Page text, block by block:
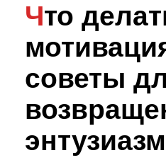
Что делать, если
советы